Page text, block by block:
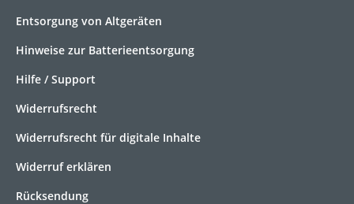
Entsorgung von Altgeräten
Hinweise zur Batterieentsorgung
Hilfe / Support
Widerrufsrecht
Widerrufsrecht für digitale Inhalte
Widerruf erklären
Rücksendung